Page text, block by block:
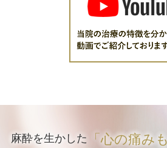
麻酔を生かした 「心の痛み